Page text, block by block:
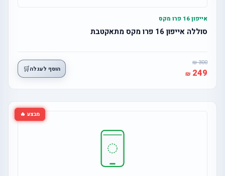
אייפון 16 פרו מקס
סוללה אייפון 16 פרו מקס מתאקטבת
300
249 הוסף לעגלה🛒
מבצע 🔥